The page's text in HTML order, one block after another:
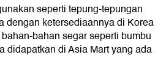
seperti tepung-tepungan
dengan ketersediaannya di Korea
bahan segar seperti bumbu
didapatkan di Asia Mart yang ada